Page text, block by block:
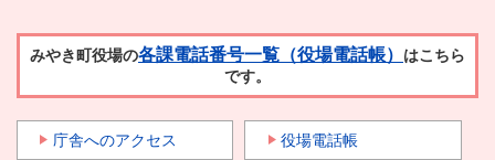
みやき町役場の各課電話番号一覧（役場電話帳） はこちら
です。
庁舎へのアクセス 役場電話帳